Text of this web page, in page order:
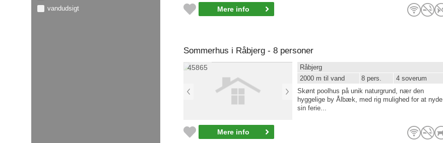
vandudsigt
Mere info
Sommerhus i Råbjerg - 8 personer
45865
Mere info
Råbjerg
2000 m til vand
8 pers.
4 soverum
Skønt poolhus på unik naturgrund, nær den
hyggelige by Ålbæk, med rig mulighed for at nyde
sin ferie...